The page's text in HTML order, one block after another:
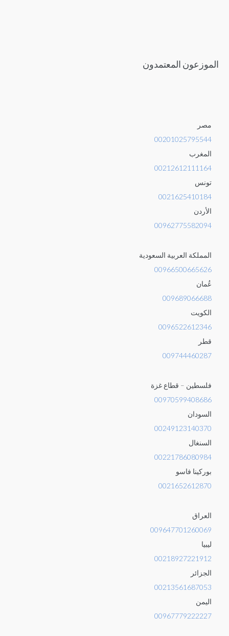
الموزعون المعتمدون
مصر
00201025795544
المغرب
00212612111164
تونس
0021625410184
الأردن
00962775582094
المملكة العربية السعودية
00966500665626
عُمان
009689066688
الكويت
0096522612346
قطر
009744460287
فلسطين – قطاع غزة
00970599408686
السودان
00249123140370
السنغال
00221786080984
بوركينا فاسو
0021652612870
العراق
009647701260069
ليبيا
00218927221912
الجزائر
00213561687053
اليمن
00967779222227